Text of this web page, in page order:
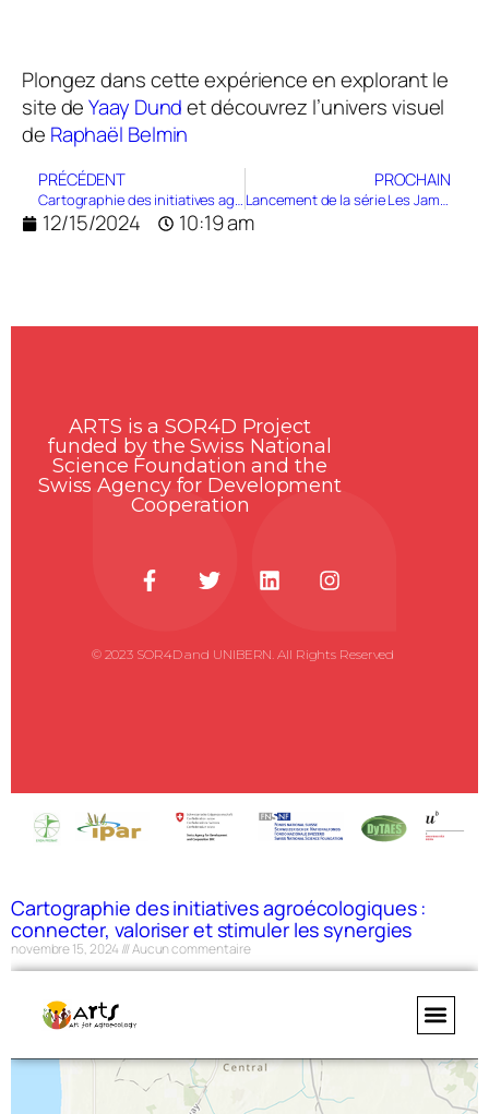
Plongez dans cette expérience en explorant le
site deYaay Dundet découvrez l’univers visuel
de Raphaël Belmin
PRÉCÉDENT
Cartographie des initiatives agroécologiques : connecter, valoriser et stimuler les synergies
PROCHAIN
Lancement de la série Les Jambaars de l’Agroécologie
12/15/2024 10:19 am
ARTS is a SOR4D Project
funded by the Swiss National
Science Foundation and the
Swiss Agency for Development
Cooperation
© 2023 SOR4D and UNIBERN. All Rights Reserved ​
Cartographie des initiatives agroécologiques :
connecter, valoriser et stimuler les synergies
novembre 15, 2024 Aucun commentaire